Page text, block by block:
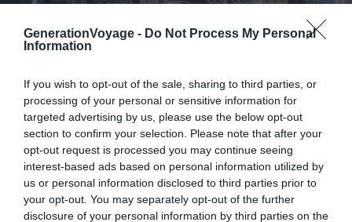
GenerationVoyage - Do Not Process My Personal
Information
If you wish to opt-out of the sale, sharing to third parties, or
processing of your personal or sensitive information for
targeted advertising by us, please use the below opt-out
section to confirm your selection. Please note that after your
opt-out request is processed you may continue seeing
interest-based ads based on personal information utilized by
us or personal information disclosed to third parties prior to
your opt-out. You may separately opt-out of the further
disclosure of your personal information by third parties on the
Crédit Photo : Flickr – David Brossard
Vous savez déjà ce que vous voulez dépenser pour
dormir près de la tour de Londres ? Voici une synthèse